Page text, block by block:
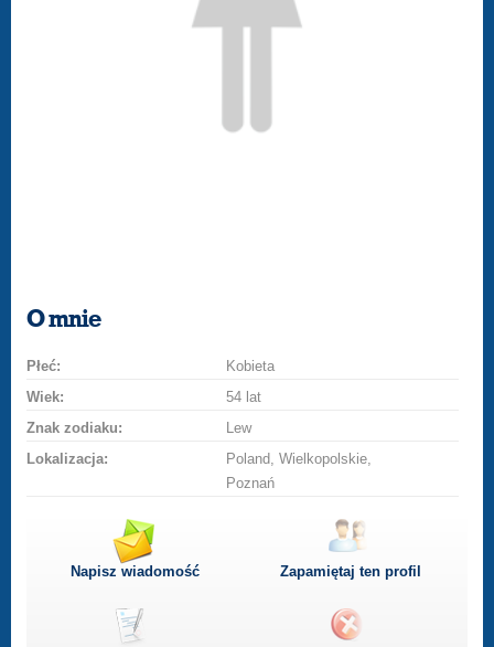
O mnie
Płeć:
Kobieta
Wiek:
54 lat
Znak zodiaku:
Lew
Lokalizacja:
Poland, Wielkopolskie,
Poznań
Napisz wiadomość Zapamiętaj ten profil